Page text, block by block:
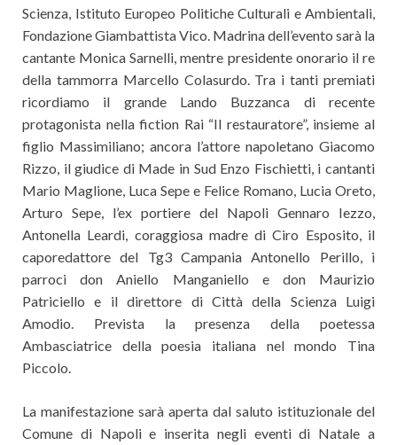
Scienza, Istituto Europeo Politiche Culturali e Ambientali,
Fondazione Giambattista Vico. Madrina dell’evento sarà la
cantante Monica Sarnelli, mentre presidente onorario il re
della tammorra Marcello Colasurdo. Tra i tanti premiati
ricordiamo il grande Lando Buzzanca di recente
protagonista nella fiction Rai “Il restauratore”, insieme al
figlio Massimiliano; ancora l’attore napoletano Giacomo
Rizzo, il giudice di Made in Sud Enzo Fischietti, i cantanti
Mario Maglione, Luca Sepe e Felice Romano, Lucia Oreto,
Arturo Sepe, l’ex portiere del Napoli Gennaro Iezzo,
Antonella Leardi, coraggiosa madre di Ciro Esposito, il
caporedattore del Tg3 Campania Antonello Perillo, i
parroci don Aniello Manganiello e don Maurizio
Patriciello e il direttore di Città della Scienza Luigi
Amodio. Prevista la presenza della poetessa
Ambasciatrice della poesia italiana nel mondo Tina
Piccolo.
La manifestazione sarà aperta dal saluto istituzionale del
Comune di Napoli e inserita negli eventi di Natale a